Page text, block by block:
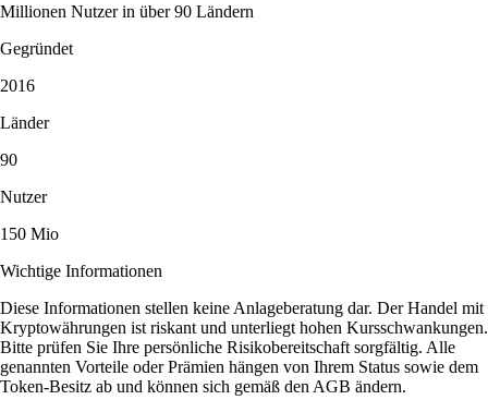
Millionen Nutzer in über 90 Ländern
Gegründet
2016
Länder
90
Nutzer
150 Mio
Wichtige Informationen
Diese Informationen stellen keine Anlageberatung dar. Der Handel mit
Kryptowährungen ist riskant und unterliegt hohen Kursschwankungen.
Bitte prüfen Sie Ihre persönliche Risikobereitschaft sorgfältig. Alle
genannten Vorteile oder Prämien hängen von Ihrem Status sowie dem
Token-Besitz ab und können sich gemäß den AGB ändern.